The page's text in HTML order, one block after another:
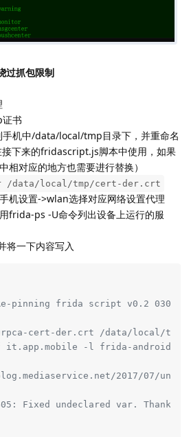
过抓包限制
书
机中/data/local/tmp目录下，并重命名
下来的fridascript.js脚本中使用，如果
相对应的地方也需要进行替换）
/data/local/tmp/cert-der.crt
机设置->wlan选择对应网络设置代理
frida-ps -U命令列出设备上运行的服
将一下内容写入
pinning frida script v0.2
cert-der.crt /data/local/tmp/
it.app.mobile -l frida-android-
2017/07/
Fixed undeclared var. Thanks